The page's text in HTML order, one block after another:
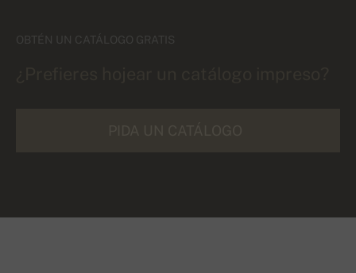
OBTÉN UN CATÁLOGO GRATIS